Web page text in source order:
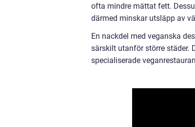
ofta mindre mättat fett.
därmed minskar utsläpp av
En nackdel med veganska
särskilt utanför större städer.
specialiserade